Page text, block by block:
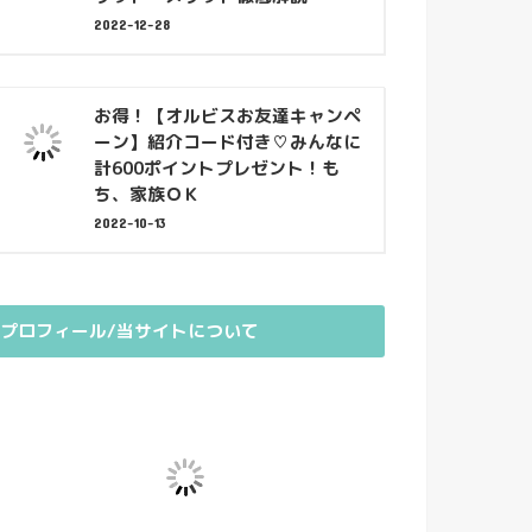
2022-12-28
お得！【オルビスお友達キャンペ
ーン】紹介コード付き♡みんなに
計600ポイントプレゼント！も
ち、家族ＯＫ
2022-10-13
プロフィール/当サイトについて